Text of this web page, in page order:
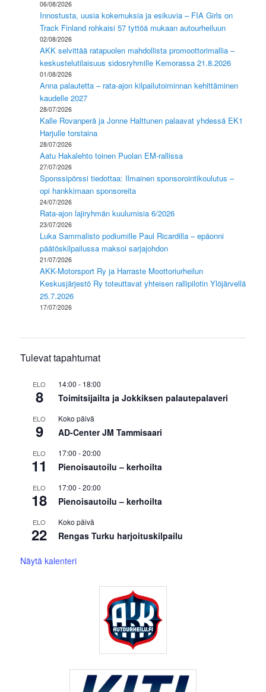
06/08/2026
Innostusta, uusia kokemuksia ja esikuvia – FIA Girls on
Track Finland rohkaisi 57 tyttöä mukaan autourheiluun
02/08/2026
AKK selvittää ratapuolen mahdollista promoottorimallia –
keskustelutilaisuus sidosryhmille Kemorassa 21.8.2026
01/08/2026
Anna palautetta – rata-ajon kilpailutoiminnan kehittäminen
kaudelle 2027
28/07/2026
Kalle Rovanperä ja Jonne Halttunen palaavat yhdessä EK1
Harjulle torstaina
28/07/2026
Aatu Hakalehto toinen Puolan EM-rallissa
27/07/2026
Sponssipörssi tiedottaa: Ilmainen sponsorointikoulutus –
opi hankkimaan sponsoreita
24/07/2026
Rata-ajon lajiryhmän kuulumisia 6/2026
23/07/2026
Luka Sammalisto podiumille Paul Ricardilla – epäonni
päätöskilpailussa maksoi sarjajohdon
21/07/2026
AKK-Motorsport Ry ja Harraste Moottoriurheilun
Keskusjärjestö Ry toteuttavat yhteisen rallipilotin Ylöjärvellä
25.7.2026
17/07/2026
Tulevat tapahtumat
ELO
8
14:00 - 18:00
Toimitsijailta ja Jokkiksen palautepalaveri
ELO
9
Koko päivä
AD-Center JM Tammisaari
ELO
11
17:00 -20:00
Pienoisautoilu – kerhoilta
ELO
18
17:00 -20:00
Pienoisautoilu – kerhoilta
ELO
22
Koko päivä
Rengas Turku harjoituskilpailu
Näytä kalenteri